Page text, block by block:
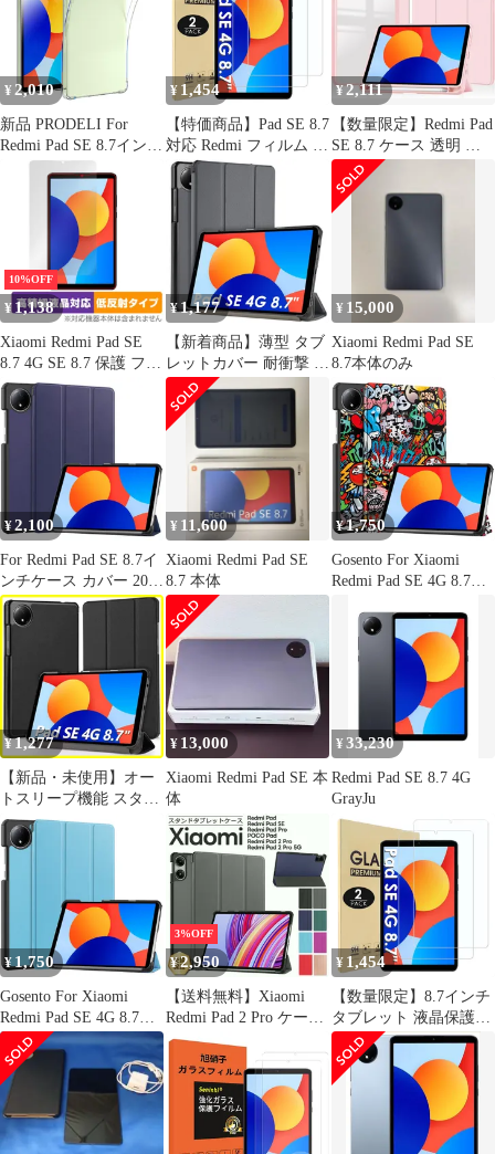
Redmi Pad SE 8.7インチ
対応 カバー クリアケー
Redmi Pad SE 4G 8.7 カ
バー (XH)
¥ 2,010
新品 PRODELI For
Redmi Pad SE 8.7インチ
専用 ケース クリア
TPU素材 耐衝撃 黄変防
止 タブレットケース 落
下防止 軽量 擦り傷防止
滑り止め redmi pad se
8.7 用 保護カバー
¥ 1,454
【特価商品】Pad SE 8.7
対応 Redmi フィルム 強
化ガラス Xiaomi Redmi
Xiaomi Pad SE 8.7 2枚
セット 4G 対応 ガラス
フィルム 液晶保護フィ
ルム Hianjoo タブレッ
ト 8.7インチ 保護フィ
ルム
¥2,111
【数量限定】Redmi Pad
SE 8.7 ケース 透明 シ
ャオミ レッドミパッド
SE 8.7インチ用保護ケ
ース クリア ペンホルダ
型 redmi pad se 8.7カバ
ー 耐衝撃 全
10%OFF
¥ 1,138
Xiaomi Redmi Pad SE
8.7 4G SE 8.7 保護 フィ
ルム OverLay Plus Lite
for シャオミー タブレ
ット 高精細液晶対応 ア
ンチグレア 指紋防止
¥1,177
【新着商品】薄型 タブ
レットカバー 耐衝撃 タ
ブレットケース オート
スリープ機能 対応 肌感
レザー 2024 三つ折りス
マートカバー 4G スタ
ンド機能 8.7 マグネッ
ト式 SE Redmi Redmi
Pad Pad SE Xiaomi 4G
WD&CD
¥ 15,000
Xiaomi Redmi Pad SE
8.7本体のみ
¥2,100
For Redmi Pad SE 8.7イ
ンチケース カバー 2024
年タブレットケース 8.7
インチレッドミパッド
機能付き 耐衝撃保護ブ
ルー無地ソフトケース
¥ 11,600
Xiaomi Redmi Pad SE
8.7 本体
¥1,750
Gosento For Xiaomi
Redmi Pad SE 4G 8.7イ
型】 スタンド機能付き
開閉式三つ折薄型スタ
ンドケース Xiaomi
Redmi Pad SE 4G 8.7 カ
¥ 1,277
【新品・未使用】オー
トスリープ機能 スタン
ド機能付き 全面保護ケ
ース カバー 対応 対応
耐衝撃 8.7インチ 8.7イ
ンチ SE 擦り傷防止 SE
Pad Pad Redmi - Redmi
Xiaomi Xiaomi ブラック
タブレットケース ケー
ス 4
¥ 13,000
Xiaomi Redmi Pad SE 本
体
¥33,230
Redmi Pad SE 8.7 4G
GrayJu
¥ 1,750
Gosento For Xiaomi
Redmi Pad SE 4G 8.7イ
ンチ ケース 【2024新
型】 スタンド機能付き
開閉式三つ折薄型スタ
ンドケース Xiaomi
Redmi Pad SE 4G 8.7 カ
バー (スカイブルー）
3%OFF
¥2,950
【送料無料】Xiaomi
Redmi Pad 2 Pro ケース
Xiaomi Redmi Pad Pro
POCO Pad Redmi Pad
SE 11インチ 8.7インチ
ケース カバー PU レザ
ー PC 耐衝撃 保護 シン
プル コード:12298
¥ 1,454
【数量限定】8.7インチ
タブレット 液晶保護フ
ィルム ガラスフィルム
対応 対応 4G 8.7 保護
フィルム 8.7 SE SE Pad
Pad Redmi Redmi
Xiaomi Xiaomi 強化ガラ
ス フィルム 2枚セット